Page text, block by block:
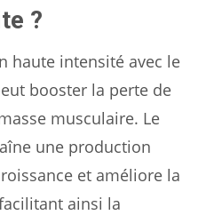
?
haute intensité avec le
booster la perte de
musculaire. Le
une production
et améliore la
ainsi la